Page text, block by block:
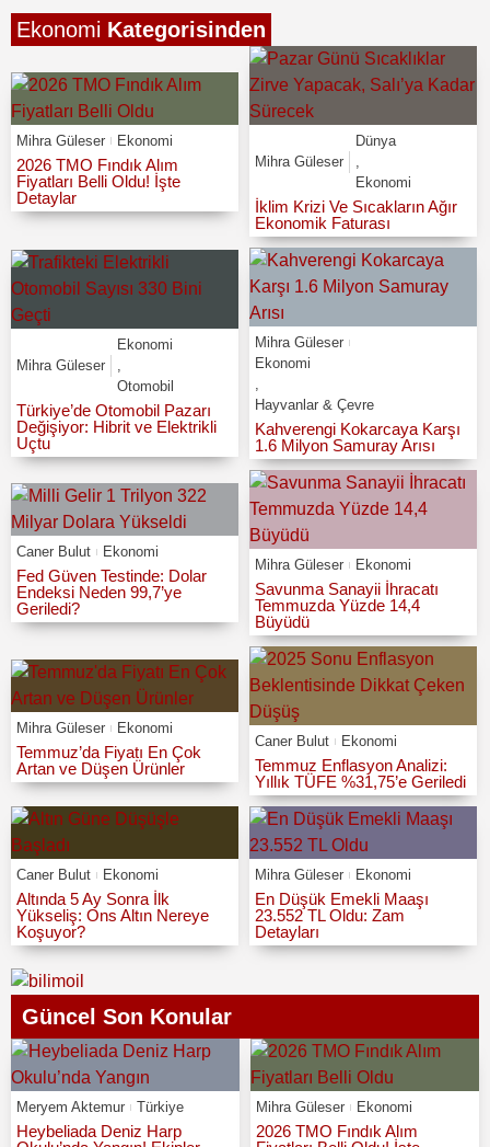
Ekonomi Kategorisinden
Mihra Güleser Ekonomi
2026 TMO Fındık Alım
Fiyatları Belli Oldu! İşte
Detaylar
Mihra Güleser
Dünya
,
Ekonomi
İklim Krizi Ve Sıcakların Ağır
Ekonomik Faturası
Mihra Güleser
Ekonomi
,
Otomobil
Türkiye’de Otomobil Pazarı
Değişiyor: Hibrit ve Elektrikli
Uçtu
Mihra Güleser
Ekonomi
,
Hayvanlar & Çevre
Kahverengi Kokarcaya Karşı
1.6 Milyon Samuray Arısı
Caner Bulut Ekonomi
Fed Güven Testinde: Dolar
Endeksi Neden 99,7’ye
Geriledi?
Mihra Güleser Ekonomi
Savunma Sanayii İhracatı
Temmuzda Yüzde 14,4
Büyüdü
Mihra Güleser Ekonomi
Temmuz’da Fiyatı En Çok
Artan ve Düşen Ürünler
Caner Bulut Ekonomi
Temmuz Enflasyon Analizi:
Yıllık TÜFE %31,75’e Geriledi
Caner Bulut Ekonomi
Altında 5 Ay Sonra İlk
Yükseliş: Ons Altın Nereye
Koşuyor?
Mihra Güleser Ekonomi
En Düşük Emekli Maaşı
23.552 TL Oldu: Zam
Detayları
Güncel Son Konular
Meryem Aktemur Türkiye
Heybeliada Deniz Harp
Mihra Güleser Ekonomi
2026 TMO Fındık Alım